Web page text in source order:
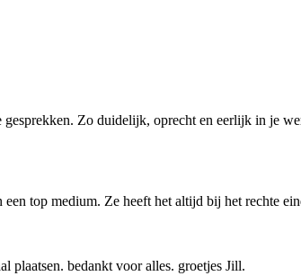
Zo duidelijk, oprecht en eerlijk in je
top medium. Ze heeft het altijd bij het rechte
plaatsen. bedankt voor alles. groetjes Jill.